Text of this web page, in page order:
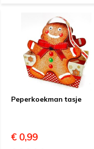
Peperkoekman tasje
€ 0,99